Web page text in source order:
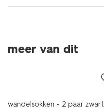
meer van dit
sale
wandelsokken - 2 paar zwart